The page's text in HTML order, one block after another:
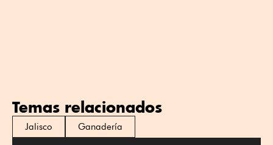
Temas relacionados
Jalisco Ganadería